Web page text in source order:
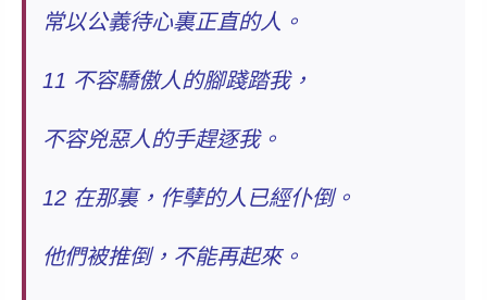
常以公義待心裏正直的人。
11 不容驕傲人的腳踐踏我，
不容兇惡人的手趕逐我。
12 在那裏，作孽的人已經仆倒。
他們被推倒，不能再起來。